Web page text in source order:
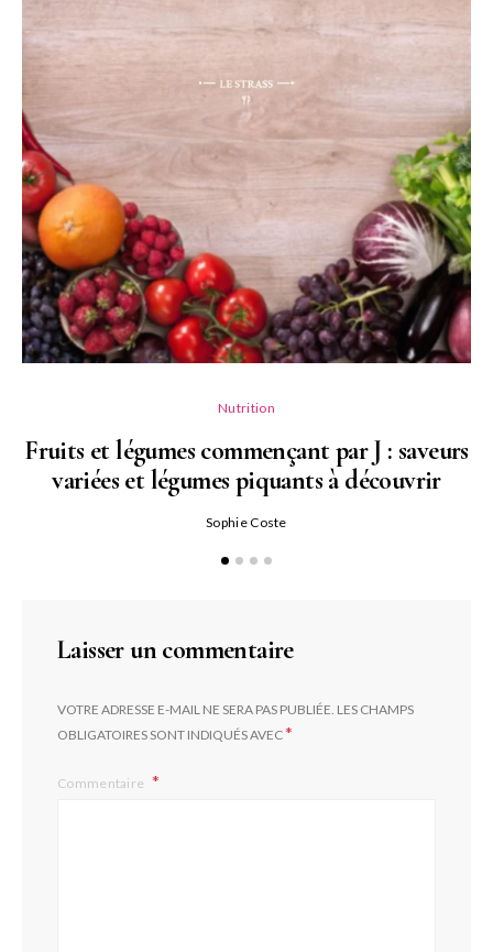
Nutrition
Fruits et légumes commençant par J : saveurs
variées et légumes piquants à découvrir
Sophie Coste
Laisser un commentaire
VOTRE ADRESSE E-MAIL NE SERA PAS PUBLIÉE. LES CHAMPS
OBLIGATOIRES SONT INDIQUÉS AVEC*
Commentaire